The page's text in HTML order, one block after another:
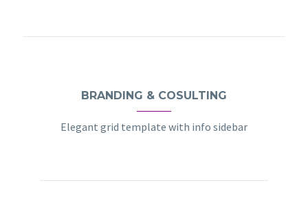
BRANDING & COSULTING
Elegant grid template with info sidebar